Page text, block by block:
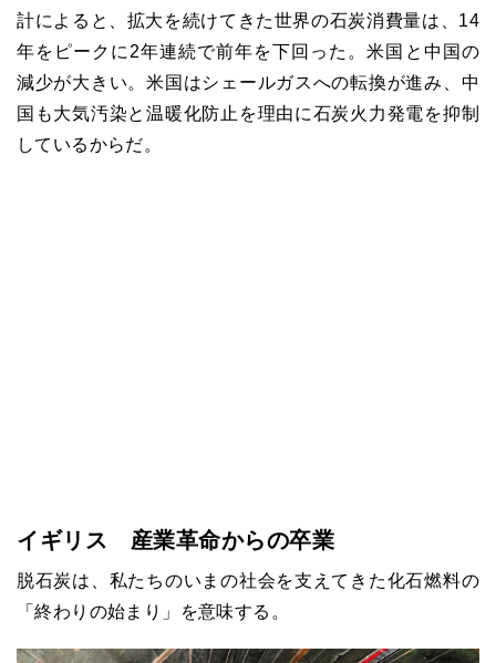
計によると、拡大を続けてきた世界の石炭消費量は、14
年をピークに2年連続で前年を下回った。米国と中国の
減少が大きい。米国はシェールガスへの転換が進み、中
国も大気汚染と温暖化防止を理由に石炭火力発電を抑制
しているからだ。
イギリス 産業革命からの卒業
脱石炭は、私たちのいまの社会を支えてきた化石燃料の
「終わりの始まり」を意味する。